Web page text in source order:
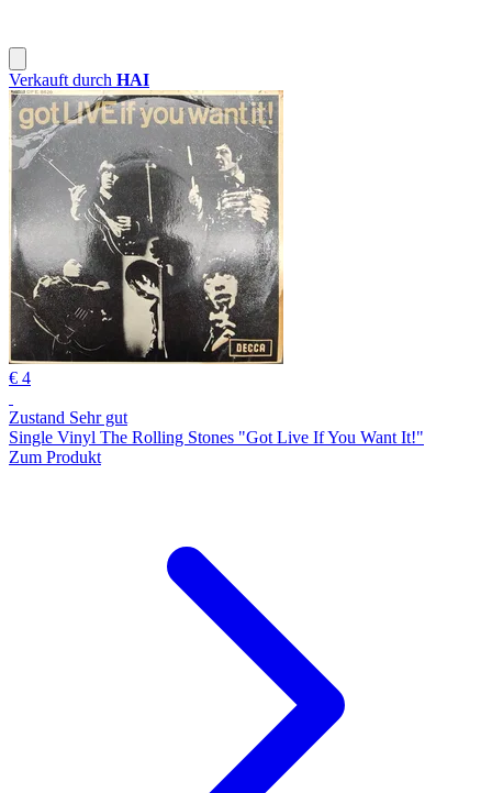
Verkauft durch HAI
€ 4
Zustand Sehr gut
Single Vinyl The Rolling Stones "Got Live If You Want It!"
Zum Produkt